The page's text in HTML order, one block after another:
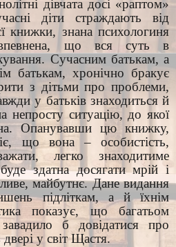
дівчата досі «раптом»
діти страждають від
книжки, знана психологиня
що вся суть в
Сучасним батькам, а
батькам, хронічно бракує
з дітьми про проблеми,
у батьків знаходиться й
непросту ситуацію, до якої
Опанувавши цю книжку,
що вона – особистість,
легко знаходитиме
здатна досягати мрій і
майбутнє. Дане видання
підліткам, а й їхнім
показує, що багатьом
б довідатися про
у світ Щастя.